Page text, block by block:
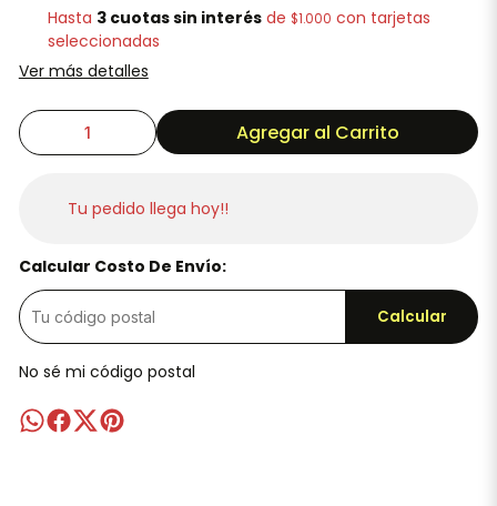
Hasta 3 cuotas sin interésde $1.000 con tarjetas
seleccionadas
Ver más detalles
Agregar al Carrito
Tu pedido llega hoy!!
Calcular Costo De Envío:
Calcular
No sé mi código postal